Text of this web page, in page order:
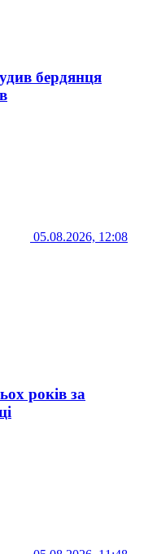
бердянця
05.08.2026, 12:08
років за